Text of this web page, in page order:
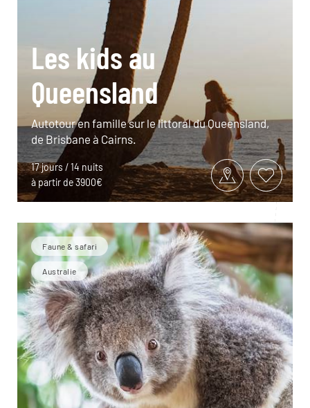
Les kids au
Queensland
Autotour en famille sur le littoral du Queensland,
de Brisbane à Cairns.
17 jours / 14 nuits
à partir de 3900€
Faune & safari
Australie